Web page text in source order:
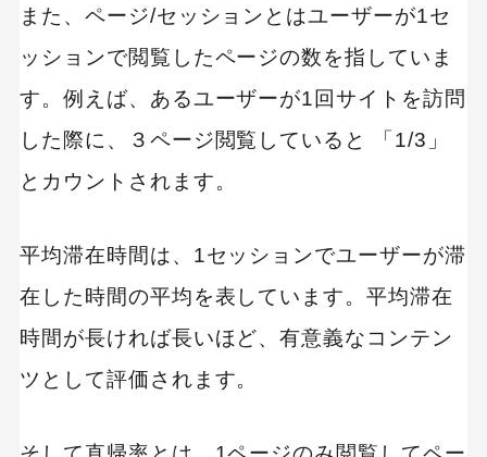
また、ページ/セッションとはユーザーが1セ
ッションで閲覧したページの数を指していま
す。例えば、あるユーザーが1回サイトを訪問
した際に、３ページ閲覧していると 「1/3」
とカウントされます。
平均滞在時間は、1セッションでユーザーが滞
在した時間の平均を表しています。平均滞在
時間が長ければ長いほど、有意義なコンテン
ツとして評価されます。